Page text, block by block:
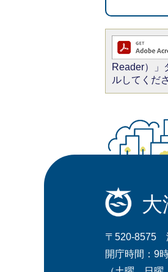
Reader）」
ルしてくだ
大
〒520-8575
開庁時間：9